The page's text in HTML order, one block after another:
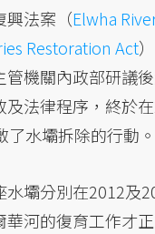
興法案（Elwha
Restoration Act
管機關內政部研議
及法律程序，終於
了水壩拆除的行動。
水壩分別在2012及
華河的復育工作才